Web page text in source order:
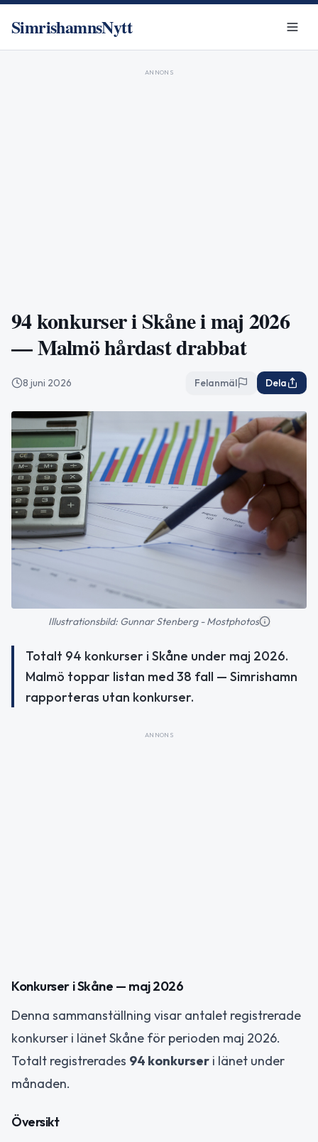
SimrishamnsNytt
ANNONS
94 konkurser i Skåne i maj 2026
— Malmö hårdast drabbat
8 juni 2026 Felanmäl Dela
Illustrationsbild: Gunnar Stenberg - Mostphotos
Totalt 94 konkurser i Skåne under maj 2026.
Malmö toppar listan med 38 fall — Simrishamn
rapporteras utan konkurser.
ANNONS
Konkurser i Skåne — maj 2026
Denna sammanställning visar antalet registrerade
konkurser i länet Skåne för perioden maj 2026.
Totalt registrerades 94 konkurser i länet under
månaden.
Översikt